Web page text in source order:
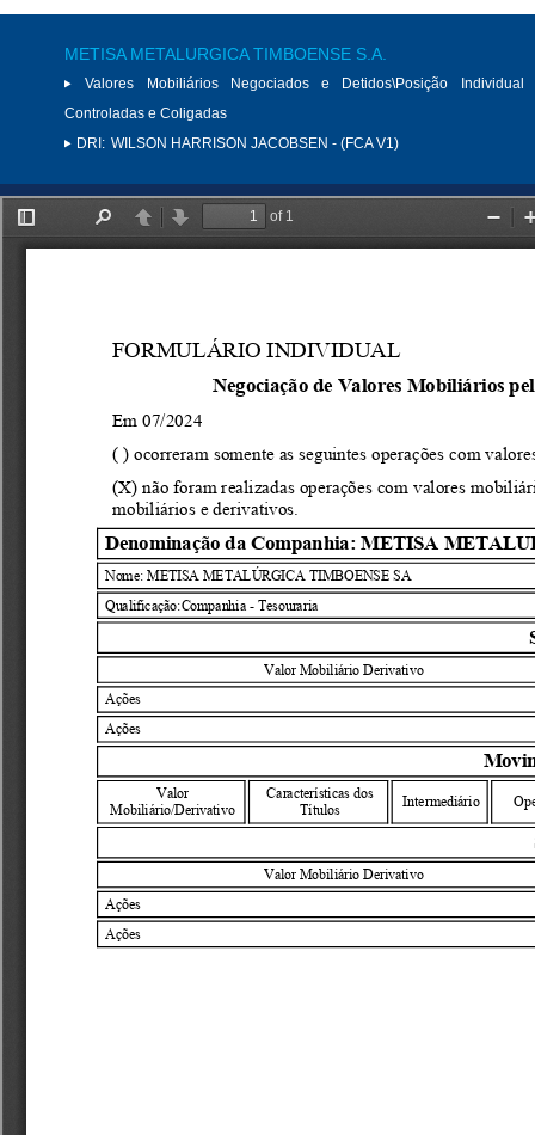
METISA METALURGICA TIMBOENSE S.A.
Valores Mobiliários Negociados e Detidos\Posição
Controladas e Coligadas
DRI: WILSON HARRISON JACOBSEN - (FCA V1)